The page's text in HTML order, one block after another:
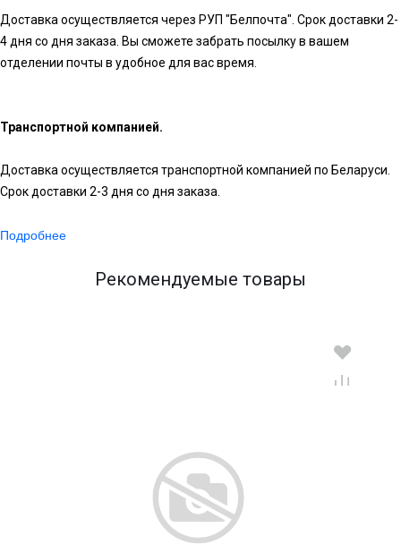
Доставка осуществляется через РУП "Белпочта". Срок доставки 2-
4 дня со дня заказа. Вы сможете забрать посылку в вашем
отделении почты в удобное для вас время.
Транспортной компанией.
Доставка осуществляется транспортной компанией по Беларуси.
Срок доставки 2-3 дня со дня заказа.
Подробнее
Рекомендуемые товары